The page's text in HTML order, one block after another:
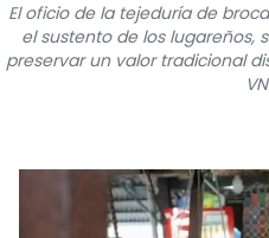
El oficio de la tejeduría de
el sustento de los lugareños,
preservar un valor tradicional